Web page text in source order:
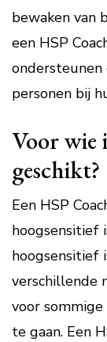
bewaken van
een HSP
ondersteunen
personen bij
Voor wie
geschikt?
Een HSP
hoogsensitief
hoogsensitief
verschillende
voor
te gaan. Een